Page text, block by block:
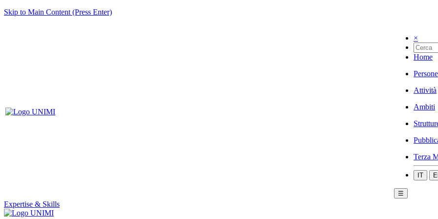
Skip to Main Content (Press Enter)
×
Home
Persone
Attività
Ambiti
Terza
IT
☰
Expertise & Skills